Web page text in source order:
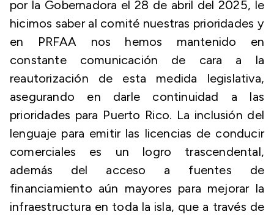
por la Gobernadora el 28 de abril del 2025, le
hicimos saber al comité nuestras prioridades y
en PRFAA nos hemos mantenido en
constante comunicación de cara a la
reautorización de esta medida legislativa,
asegurando en darle continuidad a las
prioridades para Puerto Rico. La inclusión del
lenguaje para emitir las licencias de conducir
comerciales es un logro trascendental,
además del acceso a fuentes de
financiamiento aún mayores para mejorar la
infraestructura en toda la isla, que a través de